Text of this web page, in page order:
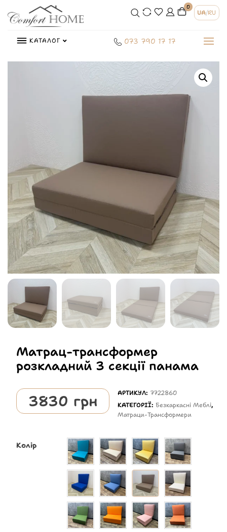
0
UA/RU
КАТАЛОГ 073 790 17 17
Матрац-трансформер
розкладний 3 секції панама
3830 грн АРТИКУЛ: 7722860
КАТЕГОРІЇ: Безкаркасні Меблі,
Матраци-Трансформери
Колір